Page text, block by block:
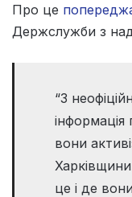
Про це
Держслужби з
“З
вони
це і де